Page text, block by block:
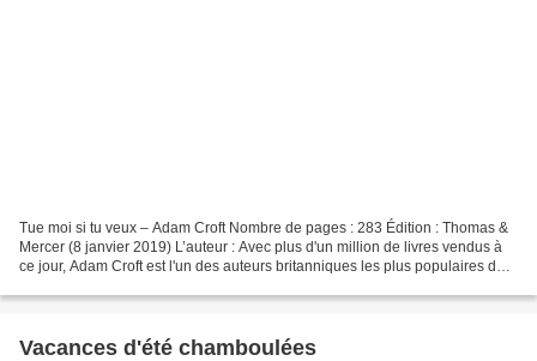
Tue moi si tu veux – Adam Croft Nombre de pages : 283 Édition : Thomas &
Mercer (8 janvier 2019) L’auteur : Avec plus d'un million de livres vendus à
ce jour, Adam Croft est l'un des auteurs britanniques les plus populaires du
Vacances d'été chamboulées